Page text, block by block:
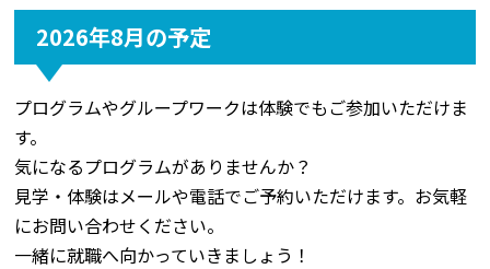
2026年8月の予定
プログラムやグループワークは体験でもご参加いただけま
す。
気になるプログラムがありませんか？
見学・体験はメールや電話でご予約いただけます。お気軽
にお問い合わせください。
一緒に就職へ向かっていきましょう！